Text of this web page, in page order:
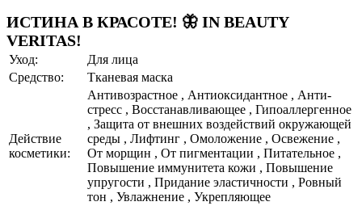
ИСТИНА В КРАСОТЕ! 🦋 IN BEAUTY
VERITAS!
Уход:
Для лица
Средство:
Тканевая маска
Действие
косметики:
Антивозрастное , Антиоксидантное , Анти-
стресс , Восстанавливающее , Гипоаллергенное
, Защита от внешних воздействий окружающей
среды , Лифтинг , Омоложение , Освежение ,
От морщин , От пигментации , Питательное ,
Повышение иммунитета кожи , Повышение
упругости , Придание эластичности , Ровный
тон , Увлажнение , Укрепляющее